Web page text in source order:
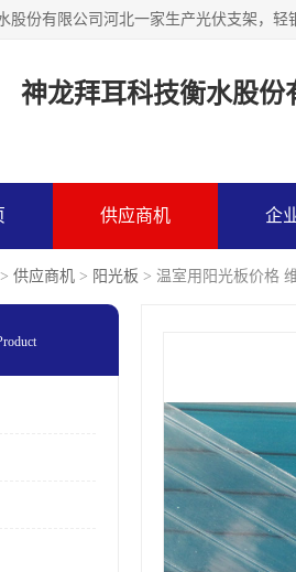
神龙拜耳科技衡水股份
供应商机 企
> 供应商机 > 阳光板 > 温室用阳光板价格